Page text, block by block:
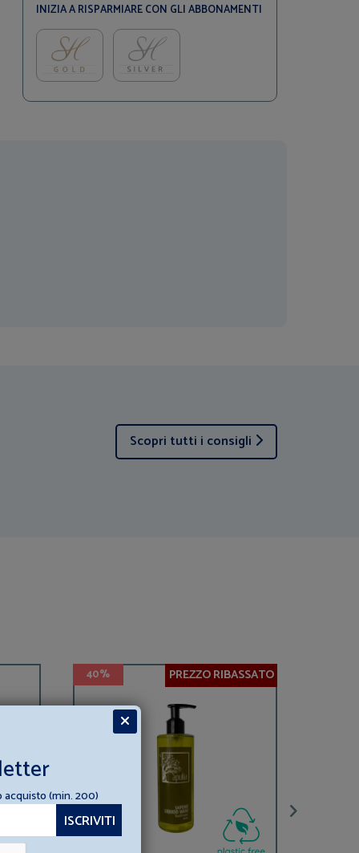
INIZIA A RISPARMIARE CON GLI ABBONAMENTI
Scopri tutti i consigli
40% PREZZO RIBASSATO
(min. 200)